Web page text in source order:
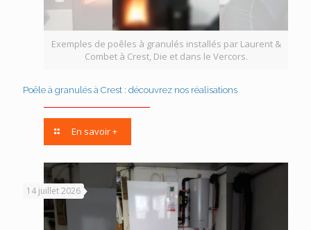
Exemples de poêles à granulés installés par Laurent &
Combet à Crest, Die et dans le Vercors.
Poêle à granulés à Crest : découvrez nos réalisations
En savoir +
14 juillet 2026